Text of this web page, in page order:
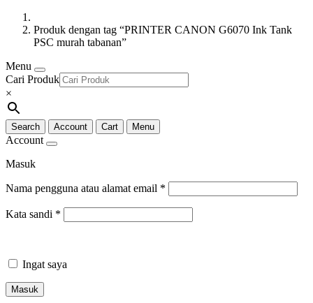
Produk dengan tag “PRINTER CANON G6070 Ink Tank
PSC murah tabanan”
Menu
Cari Produk
×
Search Account Cart Menu
Account
Masuk
Nama pengguna atau alamat email *
Kata sandi *
Ingat saya
Masuk